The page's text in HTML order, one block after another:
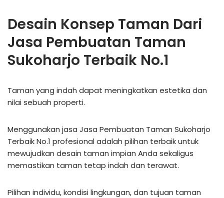
Desain Konsep Taman Dari
Jasa Pembuatan Taman
Sukoharjo Terbaik No.1
Taman yang indah dapat meningkatkan estetika dan
nilai sebuah properti.
Menggunakan jasa Jasa Pembuatan Taman Sukoharjo
Terbaik No.1 profesional adalah pilihan terbaik untuk
mewujudkan desain taman impian Anda sekaligus
memastikan taman tetap indah dan terawat.
Pilihan individu, kondisi lingkungan, dan tujuan taman